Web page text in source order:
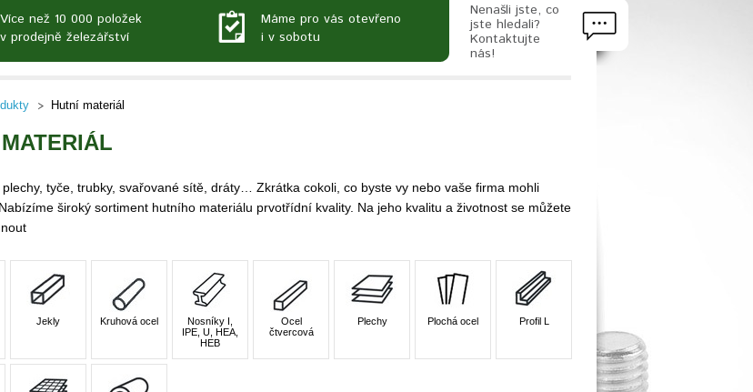
Více než 10 000 položek
v prodejně železářství
Máme pro vás otevřeno
i v sobotu
Nenašli jste, co
jste hledali?
Kontaktujte
nás!
Hutní materiál
plechy, tyče, trubky, svařované sítě, dráty… Zkrátka cokoli, co byste vy nebo vaše firma mohli
široký sortiment hutního materiálu prvotřídní kvality. Na jeho kvalitu a životnost se můžete
Jekly Kruhová ocel
Nosníky I,
IPE, U, HEA,
HEB
Ocel
čtvercová
Plechy Plochá ocel Profil L